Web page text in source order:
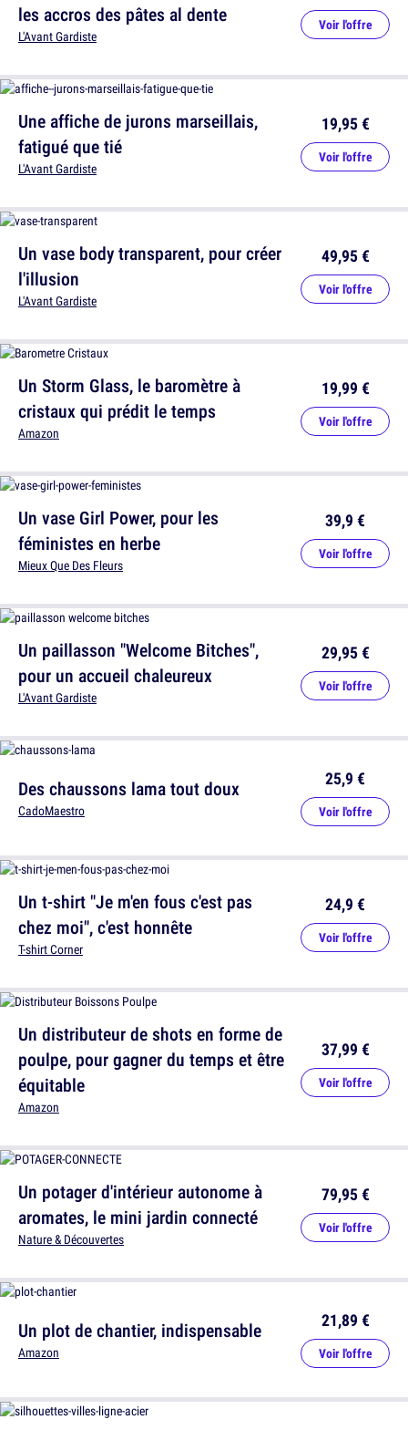
Une affiche de jurons marseillais,
fatigué que tié
L'Avant Gardiste
19,95 €
Voir l'offre
Un Storm Glass, le baromètre à
cristaux qui prédit le temps
Amazon
19,99 €
Voir l'offre
Un paillasson "Welcome Bitches",
pour un accueil chaleureux
L'Avant Gardiste
29,95 €
Voir l'offre
Un t-shirt "Je m'en fous c'est pas
chez moi", c'est honnête
T-shirt Corner
24,9 €
Voir l'offre
Un potager d'intérieur autonome à
aromates, le mini jardin connecté
Nature & Découvertes
79,95 €
Voir l'offre
les accros des pâtes al dente
L'Avant Gardiste
Voir l'offre
Un vase body transparent, pour créer
l'illusion
L'Avant Gardiste
49,95 €
Voir l'offre
Un vase Girl Power, pour les
féministes en herbe
Mieux Que Des Fleurs
39,9 €
Voir l'offre
Des chaussons lama tout doux
CadoMaestro
25,9 €
Voir l'offre
Un distributeur de shots en forme de
poulpe, pour gagner du temps et être
équitable
Amazon
37,99 €
Voir l'offre
Un plot de chantier, indispensable
Amazon
21,89 €
Voir l'offre